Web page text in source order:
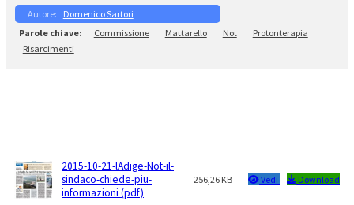
Domenico Sartori
Commissione
Mattarello Not
Protonterapia
Risarcimenti
2015-10-21-lAdige-Not-il-
sindaco-chiede-piu-
informazioni (pdf)
256,26 KB Vedi Download